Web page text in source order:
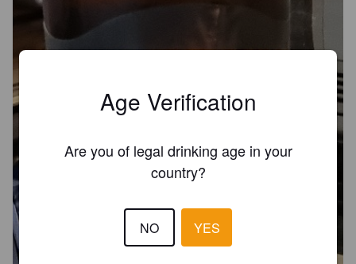
Age Verification
Are you of legal drinking age in your
country?
NO YES